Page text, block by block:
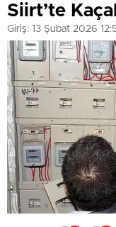
Siirt’te
Giriş: 13 Şubat 2026